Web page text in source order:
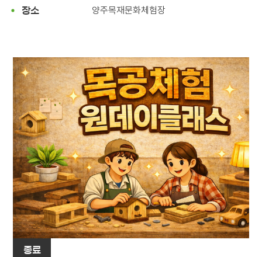
장소 양주목재문화체험장
종료